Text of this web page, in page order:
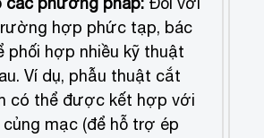
hợp phức tạp, bác
phối hợp nhiều kỹ thuật
Ví dụ, phẫu thuật cắt
có thể được kết hợp với
mạc (để hỗ trợ ép